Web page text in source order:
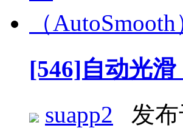
[546]自动光
suapp2 发布